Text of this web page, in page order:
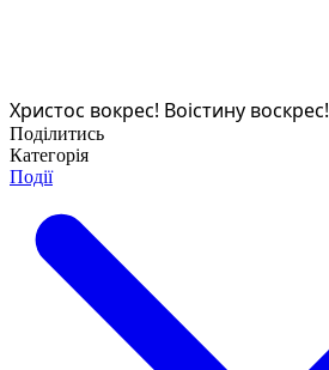
Христос вокрес! Воістину воскрес!
Поділитись
Категорія
Події